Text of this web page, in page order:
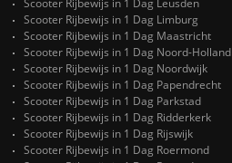
Scooter Rijbewijs in 1 Dag Leusden
Scooter Rijbewijs in 1 Dag Limburg
Scooter Rijbewijs in 1 Dag Maastricht
Scooter Rijbewijs in 1 Dag Noord-Holland
Scooter Rijbewijs in 1 Dag Noordwijk
Scooter Rijbewijs in 1 Dag Papendrecht
Scooter Rijbewijs in 1 Dag Parkstad
Scooter Rijbewijs in 1 Dag Ridderkerk
Scooter Rijbewijs in 1 Dag Rijswijk
Scooter Rijbewijs in 1 Dag Roermond